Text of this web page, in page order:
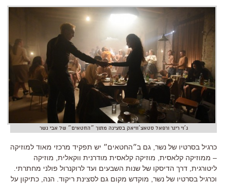
ג׳וי ריגר ורפאל סטאצ׳וויאק בסצינה מתוך ״החטאים״ של אבי נשר
כרגיל בסרטיו של נשר, גם ב״החטאים״ יש תפקיד מרכזי מאוד למוזיקה
– ממוזיקה קלאסית, מוזיקה קלאסית מודרנית ווקאלית, מוזיקה
ליטורגית, דרך הדיסקו של שנות השבעים ועד לרוקנרול פולני מחתרתי.
וכרגיל בסרטיו של נשר, מוקדש מקום גם לסצינת ריקוד. הנה, כתיקון על